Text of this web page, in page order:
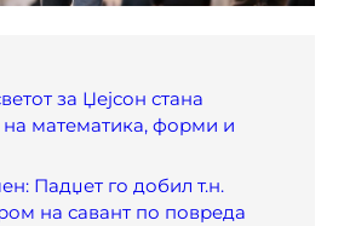
за Џејсон стана
математика, форми и
Падџет го добил т.н.
на савант по повреда